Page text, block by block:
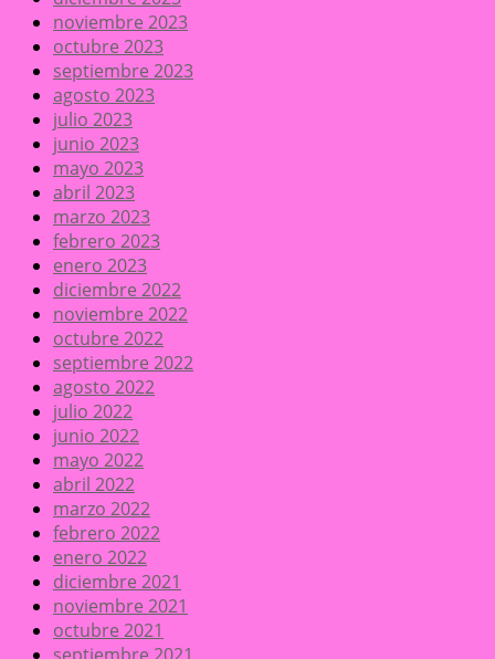
noviembre 2023
octubre 2023
septiembre 2023
agosto 2023
julio 2023
junio 2023
mayo 2023
abril 2023
marzo 2023
febrero 2023
enero 2023
diciembre 2022
noviembre 2022
octubre 2022
septiembre 2022
agosto 2022
julio 2022
junio 2022
mayo 2022
abril 2022
marzo 2022
febrero 2022
enero 2022
diciembre 2021
noviembre 2021
octubre 2021